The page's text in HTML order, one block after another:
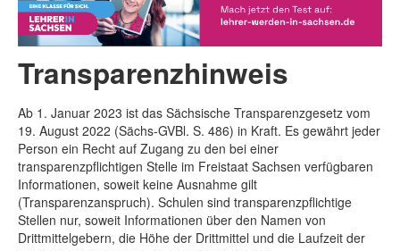
Transparenzhinweis
Ab 1. Januar 2023 ist das Sächsische Transparenzgesetz vom
19. August 2022 (Sächs-GVBl. S. 486) in Kraft. Es gewährt jeder
Person ein Recht auf Zugang zu den bei einer
transparenzpflichtigen Stelle im Freistaat Sachsen verfügbaren
Informationen, soweit keine Ausnahme gilt
(Transparenzanspruch). Schulen sind transparenzpflichtige
Stellen nur, soweit Informationen über den Namen von
Drittmittelgebern, die Höhe der Drittmittel und die Laufzeit der